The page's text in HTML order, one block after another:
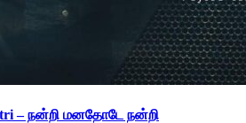
– நன்றி மனதோடே நன்றி